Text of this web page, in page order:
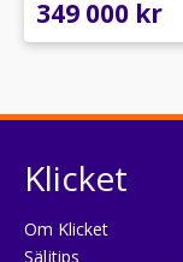
349 000 kr
Klicket
Om Klicket
Säljtips